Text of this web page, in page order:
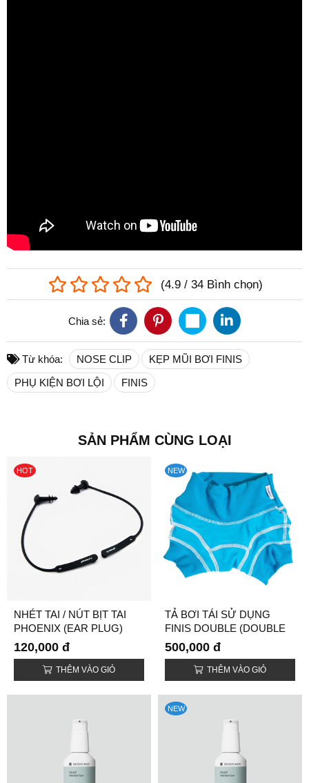
(4.9/ 34 Bình chọn)
Chia sẻ:
Từ khóa: NOSE CLIP
KẸP MŨI BƠI FINIS
PHỤ KIỆN BƠI LỘI
FINIS
SẢN PHẨM CÙNG LOẠI
HOT
NHÉT TAI / NÚT BỊT TAI
PHOENIX (EAR PLUG)
120,000 đ
THÊM VÀO GIỎ
NEW
TẢ BƠI TÁI SỬ DỤNG
FINIS DOUBLE (DOUBLE
SWIM DIAPER)
500,000 đ
THÊM VÀO GIỎ
NEW